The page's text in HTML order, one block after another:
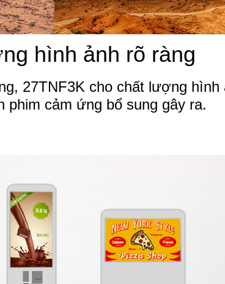
hình ảnh rõ ràng
27TNF3K cho chất lượng hình
phim cảm ứng bổ sung gây ra.